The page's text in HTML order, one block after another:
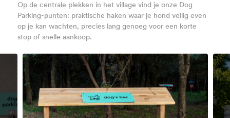
Op de centrale plekken in het village vind je onze Dog
Parking-punten: praktische haken waar je hond veilig even
op je kan wachten, precies lang genoeg voor een korte
stop of snelle aankoop.